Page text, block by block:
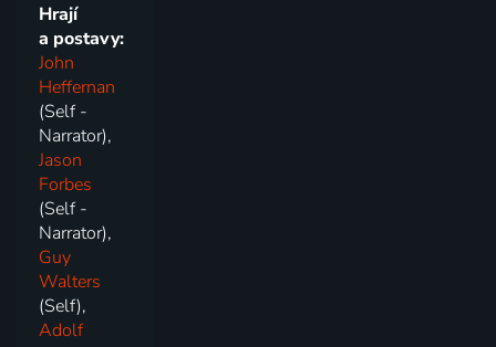
Hrají
a postavy:
John
Heffernan
(Self -
Narrator),
Jason
Forbes
(Self -
Narrator),
Guy
Walters
(Self),
Adolf